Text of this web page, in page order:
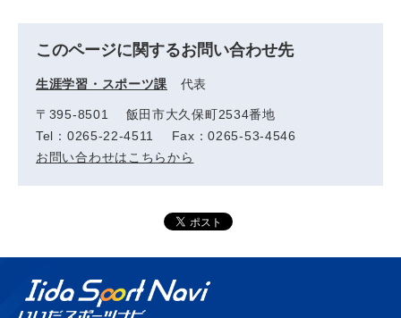
このページに関するお問い合わせ先
生涯学習・スポーツ課 代表
〒395-8501 飯田市大久保町2534番地
Tel：0265-22-4511 Fax：0265-53-4546
お問い合わせはこちらから